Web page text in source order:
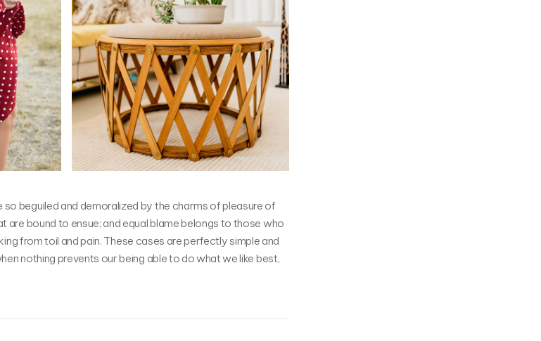
beguiled and demoralized by the charms of pleasure of
bound to ensue; and equal blame belongs to those who
from toil and pain. These cases are perfectly simple and
nothing prevents our being able to do what we like best,